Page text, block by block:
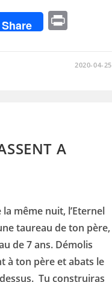
Share Pr
2020-04-25
A
même nuit, l’Eternel
taureau de ton père,
de 7 ans. Démolis
à ton père et abats le
Tu construiras